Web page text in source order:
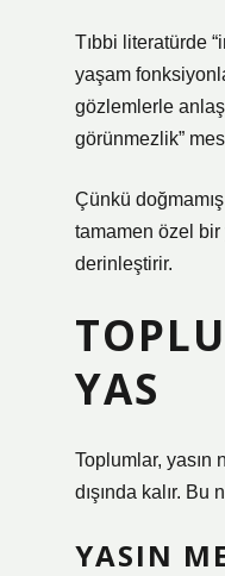
Tıbbi literatürde
yaşam
gözlemlerle
görünmezlik”
Çünkü
tamamen özel bir
derinleştirir.
YAS
Toplumlar, yasın
dışında kalır.
YASIN